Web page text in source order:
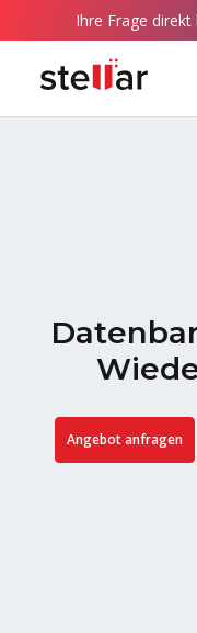
Ihre Frage
Angebot anfragen